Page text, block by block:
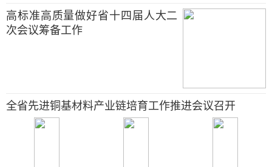
高标准高质量做好省十四届人大二
次会议筹备工作
全省先进铜基材料产业链培育工作推进会议召开